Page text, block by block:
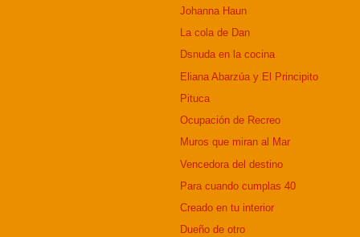
Johanna Haun
La cola de Dan
Dsnuda en la cocina
Eliana Abarzúa y El Principito
Pituca
Ocupación de Recreo
Muros que miran al Mar
Vencedora del destino
Para cuando cumplas 40
Creado en tu interior
Dueño de otro